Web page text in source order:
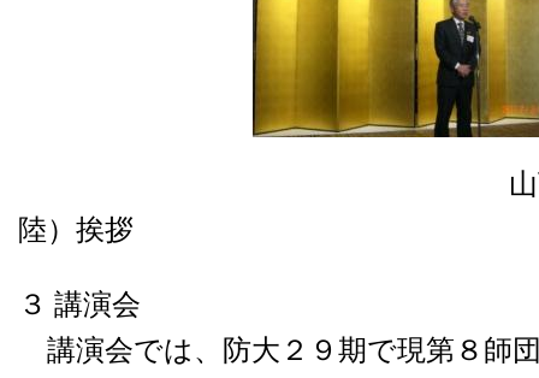
山下地区支部
陸）挨拶
３ 講演会
講演会では、防大２９期で現第８師